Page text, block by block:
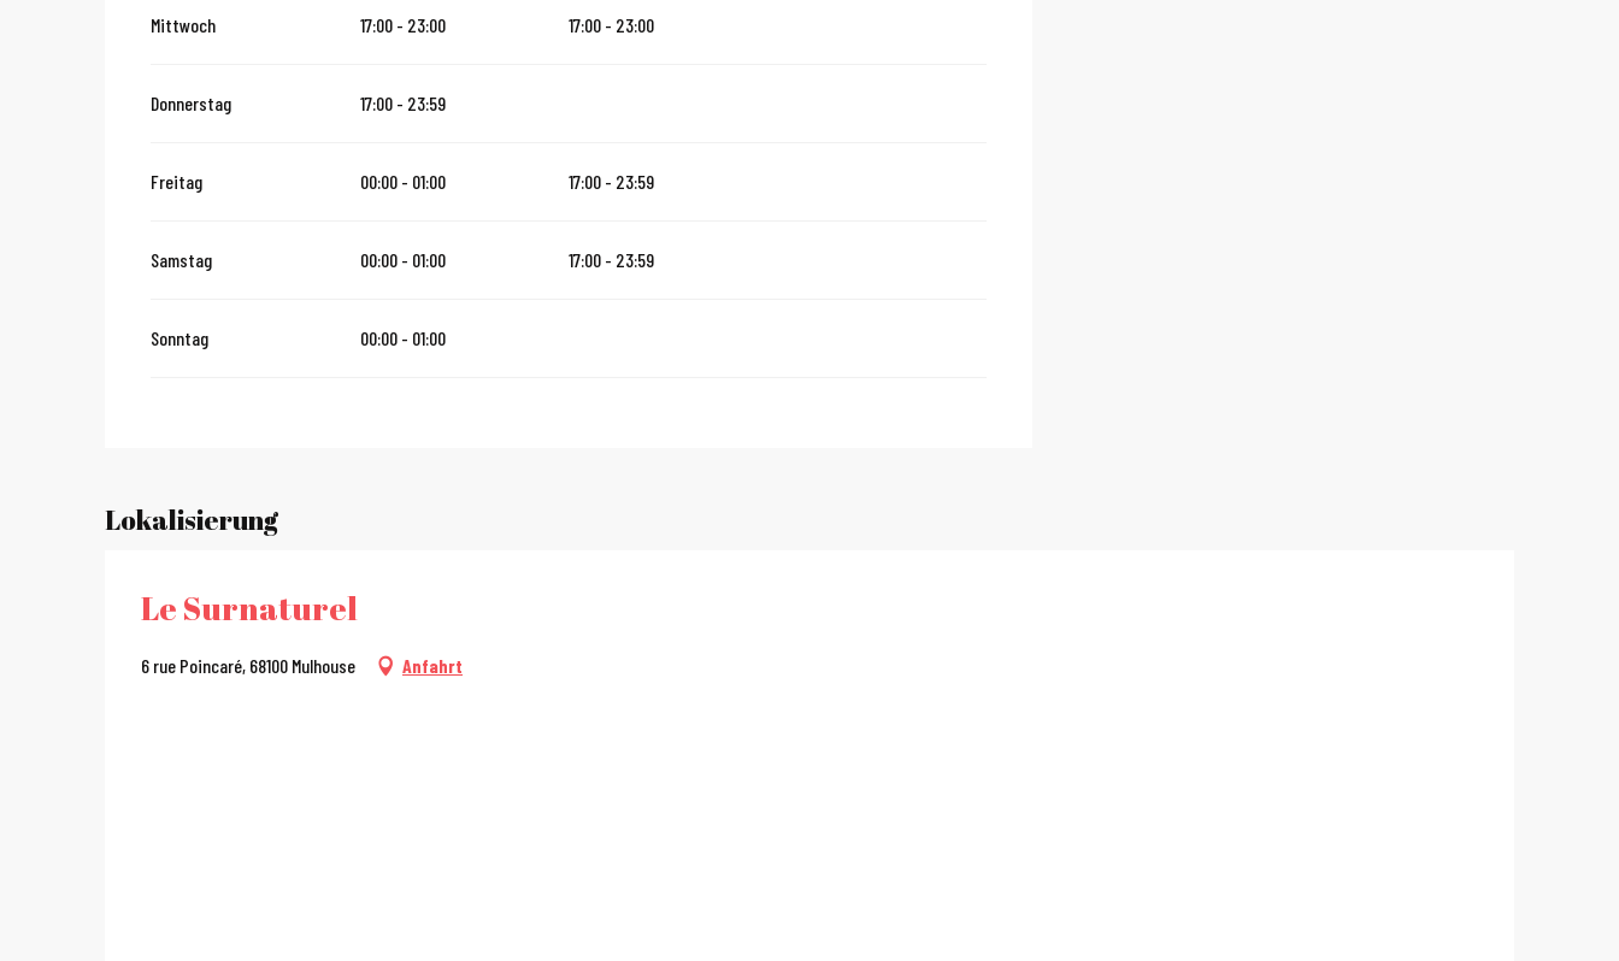
Mittwoch 17:00 - 23:00 17:00 - 23:00
Donnerstag 17:00 - 23:59
Freitag 00:00 - 01:00 17:00 - 23:59
Samstag 00:00 - 01:00 17:00 - 23:59
Sonntag 00:00 - 01:00
Lokalisierung
Le Surnaturel
6 rue Poincaré, 68100 Mulhouse Anfahrt